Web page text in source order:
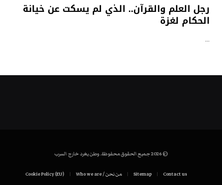
رجل العلم والقرآن.. الذي لم يسكت عن خيانة
الحكام لغزة
…
© 2026 جميع الحقوق محفوظة. وطن يغرد خارج السرب
Contact us
Sitemap من نحن / Who we are
Cookie Policy (EU)